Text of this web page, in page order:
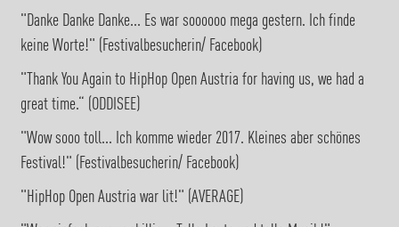
"Danke Danke Danke... Es war soooooo mega gestern. Ich finde
keine Worte!" (Festivalbesucherin/ Facebook)
"Thank You Again to HipHop Open Austria for having us, we had a
great time.“ (ODDISEE)
"Wow sooo toll... Ich komme wieder 2017. Kleines aber schönes
Festival!" (Festivalbesucherin/ Facebook)
"HipHop Open Austria war lit!" (AVERAGE)